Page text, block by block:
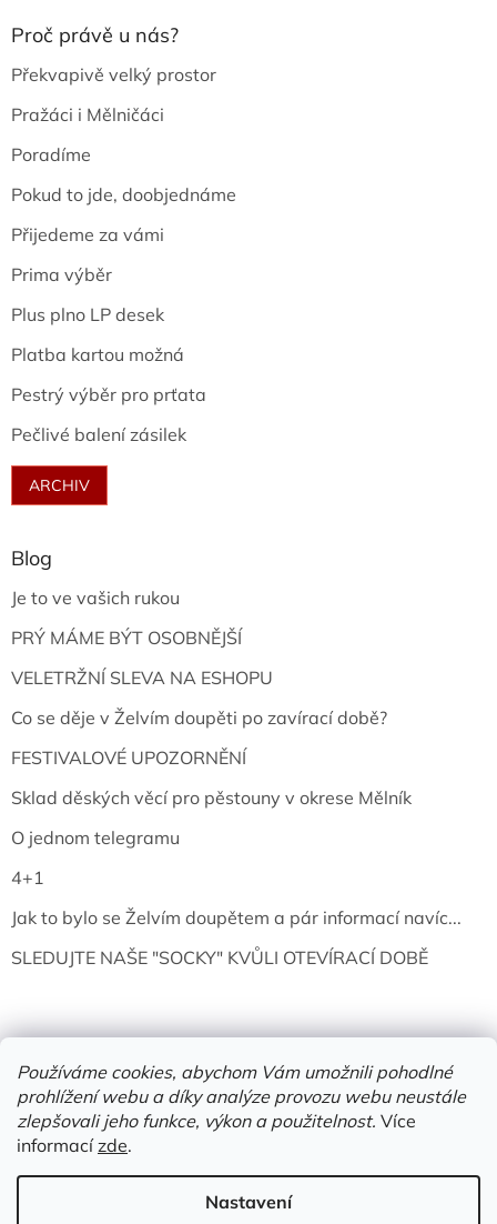
Používáme cookies, abychom Vám umožnili pohodlné
prohlížení webu a díky analýze provozu webu neustále
zlepšovali jeho funkce, výkon a použitelnost. Více
informacízde.
Nastavení
Proč právě u nás?
Překvapivě velký prostor
Pražáci i Mělničáci
Poradíme
Pokud to jde, doobjednáme
Přijedeme za vámi
Prima výběr
Plus plno LP desek
Platba kartou možná
Pestrý výběr pro prťata
Pečlivé balení zásilek
ARCHIV
Blog
Je to ve vašich rukou
PRÝ MÁME BÝT OSOBNĚJŠÍ
VELETRŽNÍ SLEVA NA ESHOPU
Co se děje v Želvím doupěti po zavírací době?
FESTIVALOVÉ UPOZORNĚNÍ
Sklad děských věcí pro pěstouny v okrese Mělník
O jednom telegramu
4+1
Jak to bylo se Želvím doupětem a pár informací navíc...
SLEDUJTE NAŠE "SOCKY" KVŮLI OTEVÍRACÍ DOBĚ
Vytvořil Shoptet